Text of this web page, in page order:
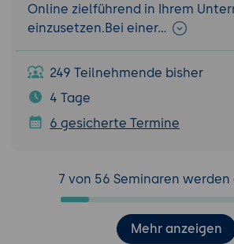
Online zielführend in Ihrem
einzusetzen.Bei einer…
249 Teilnehmende bisher
4 Tage
6 gesicherte Termine
7 von 56 Seminaren
Mehr anzeigen